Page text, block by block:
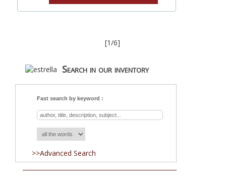
[1/6]
Search in our inventory
Fast search by keyword :
>>Advanced Search